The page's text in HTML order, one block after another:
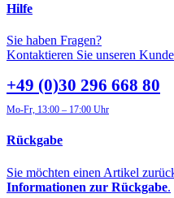
Hilfe
Sie haben Fragen?
Kontaktieren Sie unseren
+49 (0)30 296 668 80
Mo-Fr, 13:00 – 17:00 Uhr
Rückgabe
Sie möchten einen Artikel
Informationen zur Rückgabe.